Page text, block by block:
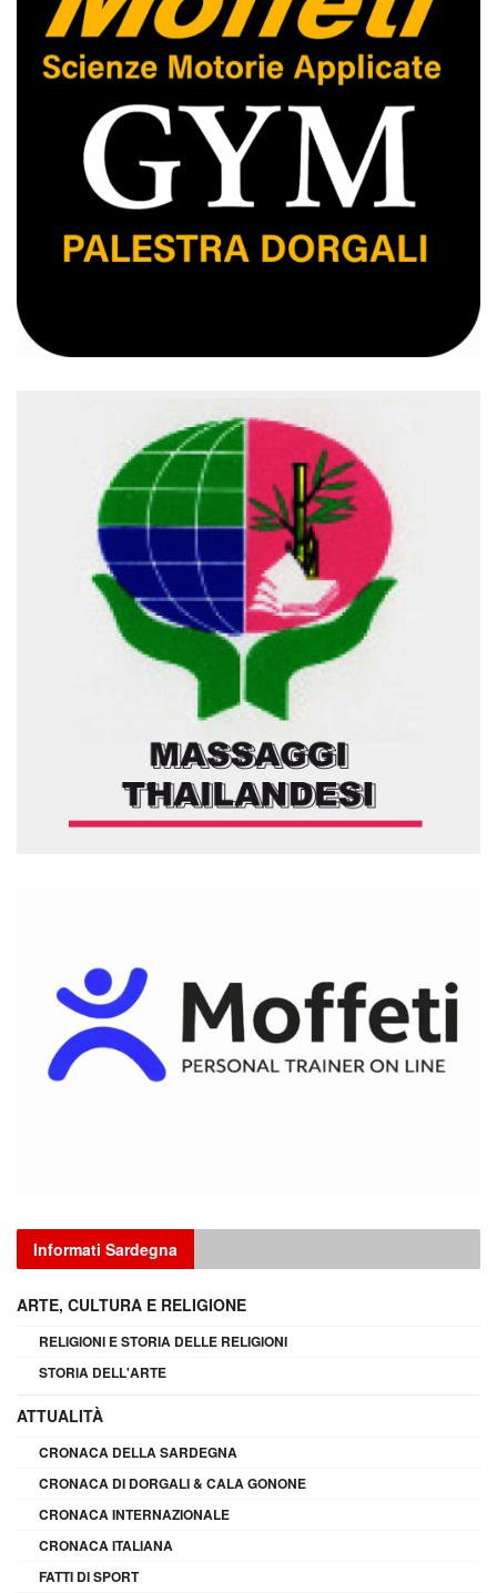
Informati Sardegna
ARTE, CULTURA E RELIGIONE
RELIGIONI E STORIA DELLE RELIGIONI
STORIA DELL'ARTE
ATTUALITÀ
CRONACA DELLA SARDEGNA
CRONACA DI DORGALI & CALA GONONE
CRONACA INTERNAZIONALE
CRONACA ITALIANA
FATTI DI SPORT